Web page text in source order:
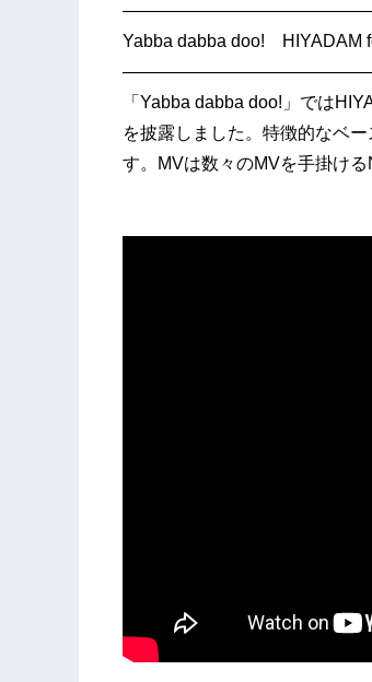
Yabba dabba doo! HIYADAM
「Yabba dabba doo!」では
を披露しました。特徴的なベ
す。MVは数々のMVを手掛ける